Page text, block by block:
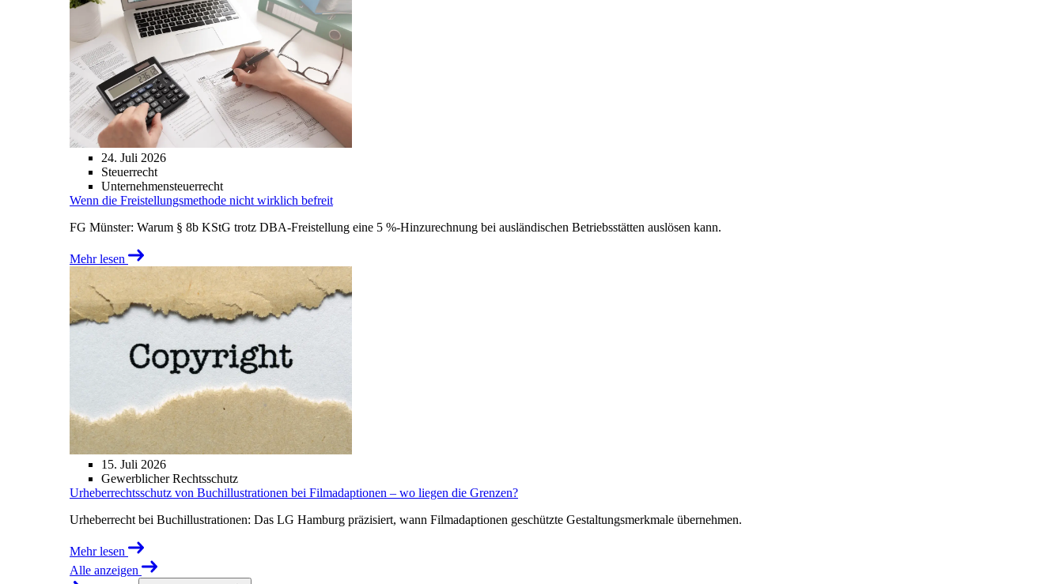
24. Juli 2026
Steuerrecht
Unternehmensteuerrecht
Wenn die Freistellungsmethode nicht wirklich befreit
FG Münster: Warum § 8b KStG trotz DBA-Freistellung eine 5 %-Hinzurechnung bei ausländischen Betriebsstätten auslösen kann.
Mehr lesen
15. Juli 2026
Gewerblicher Rechtsschutz
Urheberrechtsschutz von Buchillustrationen bei Filmadaptionen – wo liegen die Grenzen?
Urheberrecht bei Buchillustrationen: Das LG Hamburg präzisiert, wann Filmadaptionen geschützte Gestaltungsmerkmale übernehmen.
Mehr lesen
Alle anzeigen